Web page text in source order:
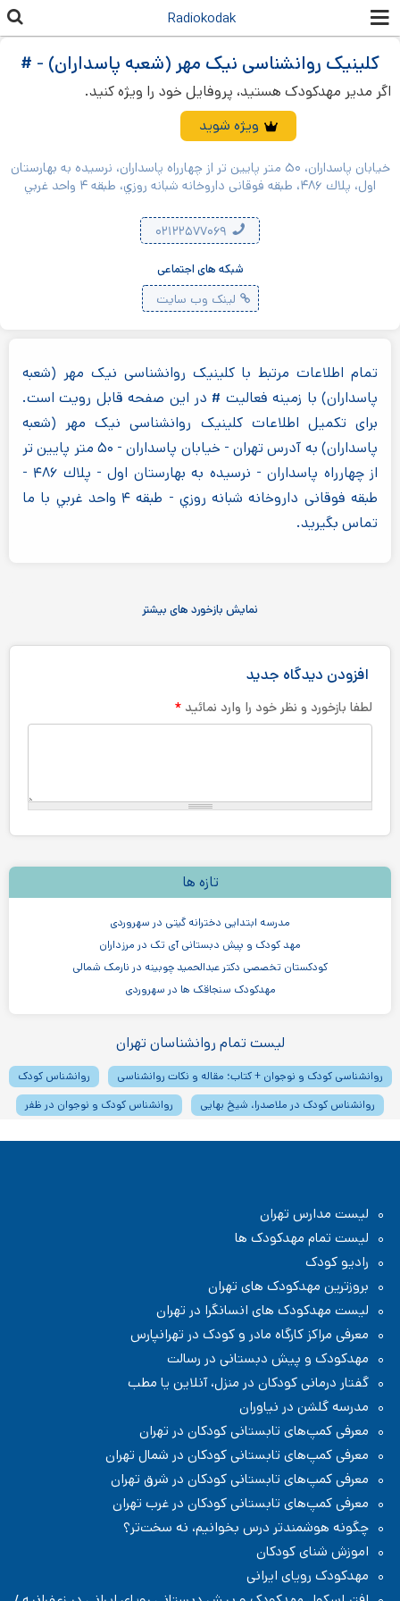
محتوای
اصلی
Radiokodak
کلینیک روانشناسی نیک مهر (شعبه پاسداران) - #
اگر مدیر مهدکودک هستید، پروفایل خود را ویژه کنید.
ویژه شوید
خيابان پاسداران، ۵۰ متر پايين تر از چهارراه پاسداران، نرسيده به بهارستان
اول، پلاك ۴۸۶، طبقه فوقانی داروخانه شبانه روزي، طبقه ۴ واحد غربي
شبکه های اجتماعی
لینک وب سایت
تمام اطلاعات مرتبط با کلینیک روانشناسی نیک مهر (شعبه
پاسداران) با زمینه فعالیت # در این صفحه قابل رویت است.
برای تکمیل اطلاعات کلینیک روانشناسی نیک مهر (شعبه
پاسداران) به آدرس تهران - خيابان پاسداران - ۵۰ متر پايين تر
از چهارراه پاسداران - نرسيده به بهارستان اول - پلاك ۴۸۶ -
طبقه فوقانی داروخانه شبانه روزي - طبقه ۴ واحد غربي با ما
تماس بگیرید.
نمایش بازخورد های بیشتر
افزودن دیدگاه جدید
لطفا بازخورد و نظر خود را وارد نمائید *
تازه ها
مدرسه ابتدایی دخترانه گیتی در سهروردی
مهد کودک و پیش دبستانی آی تک در مرزداران
کودکستان تخصصی دکتر عبدالحمید چوبینه در نارمک شمالی
مهدکودک سنجاقک ها در سهروردی
مهدکودک و پیش دبستانی دو زبانه آرین ۳
موسسه اندیشه کیان ابر سفید در ظفر
مدرسه پسرانه بادبادک - دبستان ابتدایی
لیست تمام روانشناسان تهران
روانشناسی کودک و نوجوان + کتاب؛ مقاله و نکات روانشناسی
روانشناس کودک
روانشناس کودک در ملاصدرا، شیخ بهایی
روانشناس کودک و نوجوان در ظفر
لیست مدارس تهران
لیست تمام مهدکودک ها
رادیو کودک
بروزترین مهدکودک های تهران
لیست مهدکودک های انسانگرا در تهران
معرفی مراکز کارگاه مادر و کودک در تهرانپارس
مهدکودک و پیش دبستانی در رسالت
گفتار درمانی کودکان در منزل، آنلاین یا مطب
مدرسه گلشن در نیاوران
معرفی کمپ‌های تابستانی کودکان در تهران
معرفی کمپ‌های تابستانی کودکان در شمال تهران
معرفی کمپ‌های تابستانی کودکان در شرق تهران
معرفی کمپ‌های تابستانی کودکان در غرب تهران
چگونه هوشمندتر درس بخوانیم، نه سخت‌تر؟
اموزش شنای کودکان
مهدکودک رویای ایرانی